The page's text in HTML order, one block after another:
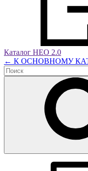
Каталог НЕО 2.0
← К ОСНОВНОМУ